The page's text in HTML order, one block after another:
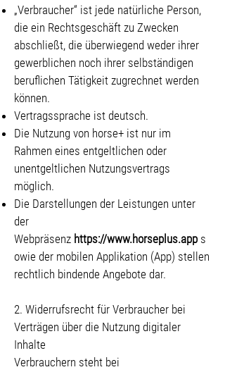
„Verbraucher“ ist jede natürliche Person,
die ein Rechtsgeschäft zu Zwecken
abschließt, die überwiegend weder ihrer
gewerblichen noch ihrer selbständigen
beruflichen Tätigkeit zugrechnet werden
können.
Vertragssprache ist deutsch.
Die Nutzung von horse+ ist nur im
Rahmen eines entgeltlichen oder
unentgeltlichen Nutzungsvertrags
möglich.
Die Darstellungen der Leistungen unter
der
Webpräsenz https://www.horseplus.app s
owie der mobilen Applikation (App) stellen
rechtlich bindende Angebote dar.
2. Widerrufsrecht für Verbraucher bei
Verträgen über die Nutzung digitaler
Inhalte
Verbrauchern steht bei